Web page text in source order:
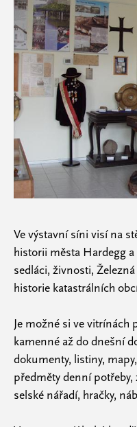
Ve výstavní síni visí na
historii města Hardegg
sedláci, živnosti,
historie katastrálních
Je možné si ve vitrínách
kamenné až do dnešní
dokumenty, listiny,
předměty denní
selské nářadí, hračky,